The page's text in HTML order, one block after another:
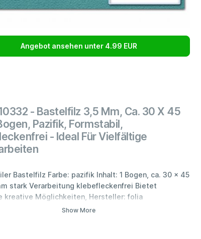
Angebot ansehen unter 4.99 EUR
- Bastelfilz 3,5 Mm, Ca. 30 X 45
Pazifik, Formstabil,
- Ideal Für Vielfältige
Bastelfilz Farbe: pazifik Inhalt: 1 Bogen, ca. 30 x 45
stark Verarbeitung klebefleckenfrei Bietet
kreative Möglichkeiten, Hersteller: folia
Show More